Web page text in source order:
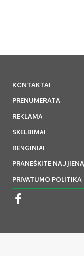
KONTAKTAI
PRENUMERATA
REKLAMA
SKELBIMAI
RENGINIAI
PRANEŠKITE NAUJIENĄ
PRIVATUMO POLITIKA